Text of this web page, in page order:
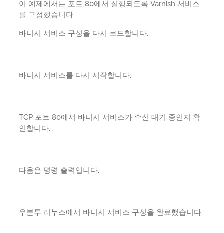
이 예제에서는 포트 80에서 실행되도록 Varnish 서비스
를 구성했습니다.
바니시 서비스 구성을 다시 로드합니다.
바니시 서비스를 다시 시작합니다.
TCP 포트 80에서 바니시 서비스가 수신 대기 중인지 확
인합니다.
다음은 명령 출력입니다.
우분투 리누스에서 바니시 서비스 구성을 완료했습니다.